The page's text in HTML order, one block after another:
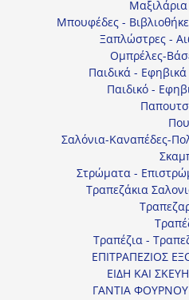
Μπουφέδες -
Ξαπλώστρες -
Ομπρέλες-
Παιδικά -
Παιδικό -
Σαλόνια-Καναπέδες-
Στρώματα -
Τραπεζάκια
Τραπέζια -
ΕΠΙΤΡΑΠΕΖΙΟΣ
ΕΙΔΗ ΚΑΙ
ΓΑΝΤΙΑ ΦΟΥΡΝΟΥ